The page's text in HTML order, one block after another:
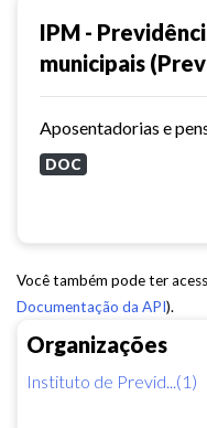
Organizações
Instituto de Previd...(1)
IPM -
municipais
DOC
Você também pode ter
Documentação da API).